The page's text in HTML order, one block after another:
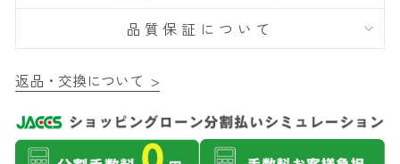
品質保証について
返品・交換について >